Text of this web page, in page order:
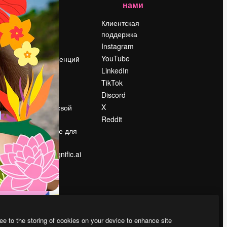
Цены
О нас
Reviews
Вакансии
Поиск тенденций
Блог
События
Slidesgo
Продайте свой
контент
Помещение для
прессы
Ищете magnific.ai
нами
Клиентская
поддержка
Instagram
YouTube
LinkedIn
TikTok
Discord
X
Reddit
to the storing of cookies on your device to enhance site